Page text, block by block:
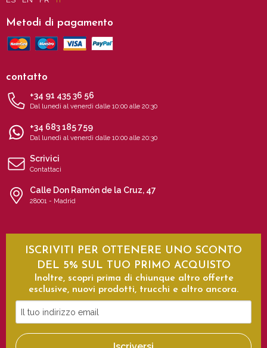
Metodi di pagamento
contatto
+34 91 435 36 56
Dal lunedì al venerdì dalle 10:00 alle 20:30
+34 683 185 759
Dal lunedì al venerdì dalle 10:00 alle 20:30
Scrivici
Contattaci
Calle Don Ramón de la Cruz, 47
28001 - Madrid
ISCRIVITI PER OTTENERE UNO SCONTO
DEL 5% SUL TUO PRIMO ACQUISTO
Inoltre, scopri prima di chiunque altro offerte
esclusive, nuovi prodotti, trucchi e altro ancora.
tuo
indirizzo